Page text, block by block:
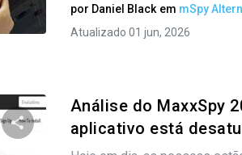
Twitter Facebook Copiar link
por Daniel Black em mSpy
Atualizado 01 jun, 2026
Análise do MaxxSpy
aplicativo está